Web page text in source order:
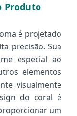
Produto
é projetado
precisão. Sua
especial ao
elementos
visualmente
do coral é
um